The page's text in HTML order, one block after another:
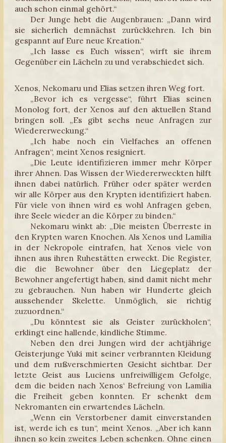
auch schon einmal gehört.“
Der Junge hebt die Augenbrauen: „Dann wird
sie sicherlich demnächst zurückkehren. Ich bin
gespannt auf Eure neue Kreation.“
„Ich lasse es Euch wissen“, wirft sie ihrem
Gegenüber ein Lächeln zu und verabschiedet sich.
Xenos, Nekomaru und Elias setzen ihren Weg fort.
„Bevor ich es vergesse“, führt Elias seinen
Monolog fort, der Xenos auf den aktuellen Stand
bringen soll. „Es gibt sechs neue Anfragen zur
Wiedererweckung.“
„Ich habe noch ein Vielfaches an offenen
Anfragen“, meint Xenos resigniert.
„Die Leute identifizieren immer mehr Körper
ihrer Ahnen. Das Wissen der Wiedererweckten hilft
ihnen dabei natürlich. Früher oder später werden
wir alle Körper aus den Krypten identifiziert haben.
Für viele von ihnen wird es wohl Anfragen geben,
ihre Seele wieder an die Körper zu binden.“
Nekomaru winkt ab: „Die meisten Überreste in
den Krypten waren Knochen. Als Xenos und Lamilia
in der Nekropole eintrafen, hat Xenos viele von
ihnen aus ihren Ruhestätten erweckt. Die Register,
die die Bewohner über den Liegeplatz der
Bewohner angefertigt haben, sind damit nicht mehr
zu gebrauchen. Nun haben wir Hunderte gleich
aussehender Skelette. Unmöglich, sie richtig
zuzuordnen.“
„Du könntest sie als Geister zurückholen“,
erklingt eine hallende, kindliche Stimme.
Neben den drei Jungen wird der achtjährige
Geisterjunge Yuki mit seiner verbrannten Kleidung
und dem rußverschmierten Gesicht sichtbar. Der
letzte Geist aus Luciens unfreiwilligem Gefolge,
dem die beiden nach Xenos‘ Befreiung von Lamilia
die Freiheit geben konnten. Er schenkt dem
Nekromanten ein erwartendes Lächeln.
„Wenn ein Verstorbener damit einverstanden
ist, werde ich es tun“, meint Xenos. „Aber ich kann
ihnen so kein zweites Leben schenken. Ohne einen